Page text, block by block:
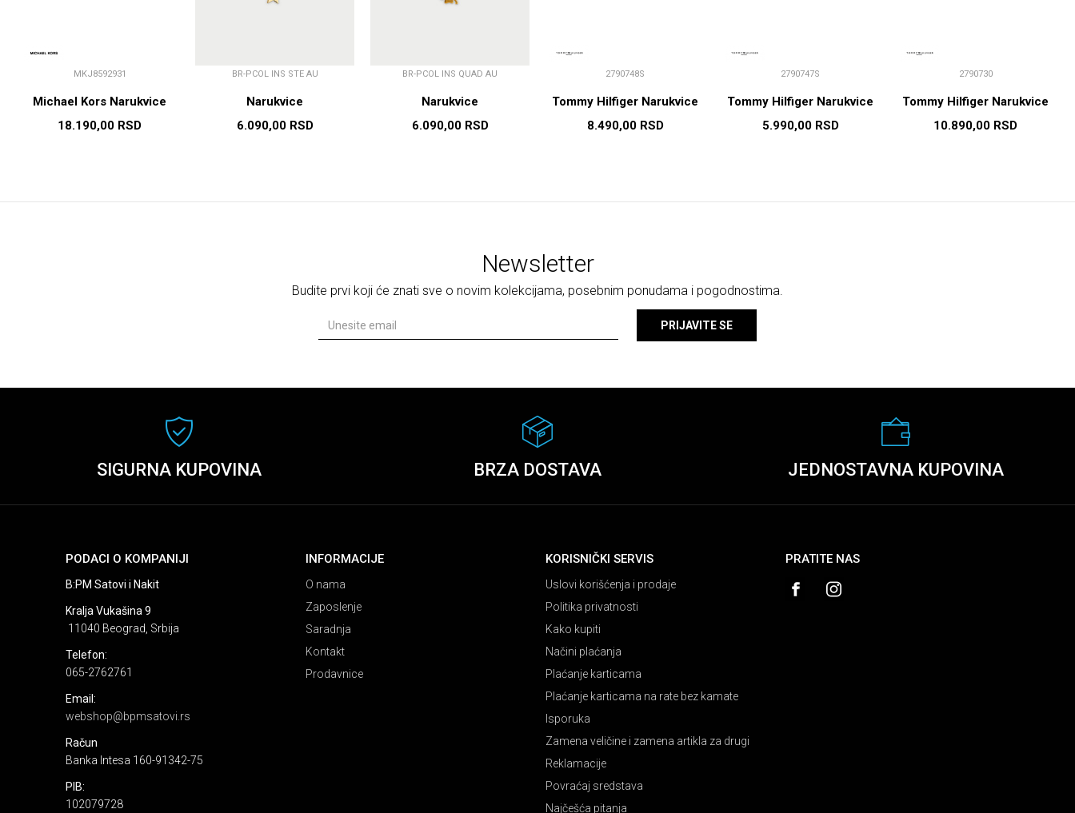
MKJ8592931
Michael Kors Narukvice
18.190,00 RSD
BR-PCOL INS STE AU
Narukvice
6.090,00 RSD
BR-PCOL INS QUAD AU
Narukvice
6.090,00 RSD
2790748S
Tommy Hilfiger Narukvice
8.490,00 RSD
2790747S
Tommy Hilfiger Narukvice
5.990,00 RSD
2790730
Tommy Hilfiger Narukvice
10.890,00 RSD
Newsletter
Budite prvi koji će znati sve o novim kolekcijama, posebnim ponudama i pogodnostima.
PRIJAVITE SE
SIGURNA KUPOVINA BRZA DOSTAVA JEDNOSTAVNA KUPOVINA
PODACI O KOMPANIJI
B:PM Satovi i Nakit
Kralja Vukašina 9
11040 Beograd, Srbija
Telefon:
065-2762761
Email:
webshop@bpmsatovi.rs
Račun
Banka Intesa 160-91342-75
PIB:
102079728
INFORMACIJE
O nama
Zaposlenje
Saradnja
Kontakt
Prodavnice
KORISNIČKI SERVIS
Uslovi korišćenja i prodaje
Politika privatnosti
Kako kupiti
Načini plaćanja
Plaćanje karticama
Plaćanje karticama na rate bez kamate
Isporuka
Zamena veličine i zamena artikla za drugi
Reklamacije
Povraćaj sredstava
Najčešća pitanja
PRATITE NAS